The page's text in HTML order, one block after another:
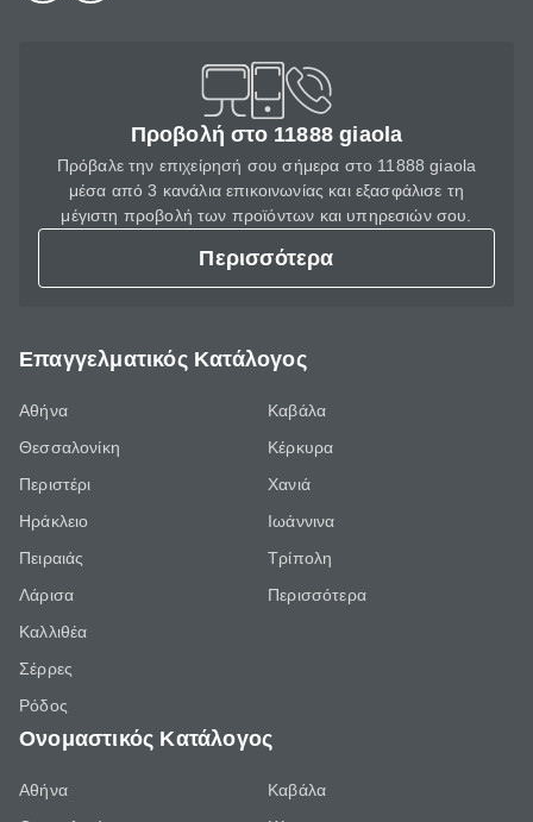
Προβολή στο 11888 giaola
Πρόβαλε την επιχείρησή σου σήμερα στο 11888 giaola
μέσα από 3 κανάλια επικοινωνίας και εξασφάλισε τη
μέγιστη προβολή των προϊόντων και υπηρεσιών σου.
Περισσότερα
Επαγγελματικός Κατάλογος
Αθήνα
Θεσσαλονίκη
Περιστέρι
Ηράκλειο
Πειραιάς
Λάρισα
Καλλιθέα
Σέρρες
Ρόδος
Καβάλα
Κέρκυρα
Χανιά
Ιωάννινα
Τρίπολη
Περισσότερα
Ονομαστικός Κατάλογος
Αθήνα
Καβάλα